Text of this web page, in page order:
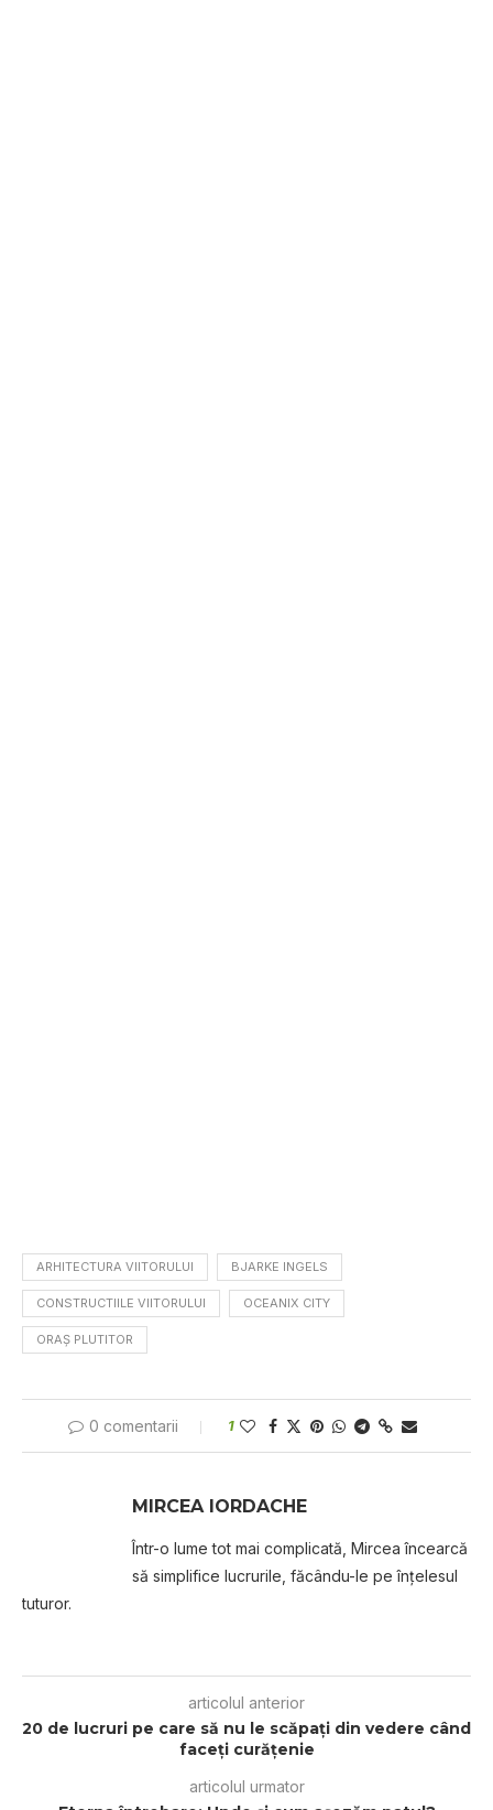
ARHITECTURA VIITORULUI BJARKE INGELS
CONSTRUCTIILE VIITORULUI OCEANIX CITY
ORAȘ PLUTITOR
0 comentarii 1
MIRCEA IORDACHE
Într-o lume tot mai complicată, Mircea încearcă
să simplifice lucrurile, făcându-le pe înțelesul
tuturor.
articolul anterior
20 de lucruri pe care să nu le scăpaţi din vedere când
faceţi curăţenie
articolul urmator